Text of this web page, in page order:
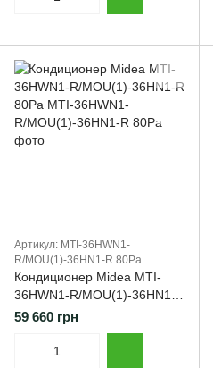
Артикул: MTI-36HWN1-
R/MOU(1)-36HN1-R 80Pa
Кондиционер Midea MTI-
36HWN1-R/MOU(1)-36HN1-R
80Pa
59 660 грн